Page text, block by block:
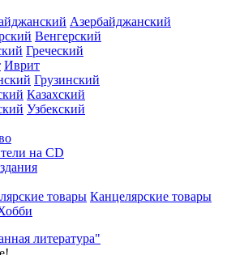
Азербайджанский
Венгерский
Греческий
Иврит
Грузинский
Казахский
Узбекский
на CD
Канцелярские товары